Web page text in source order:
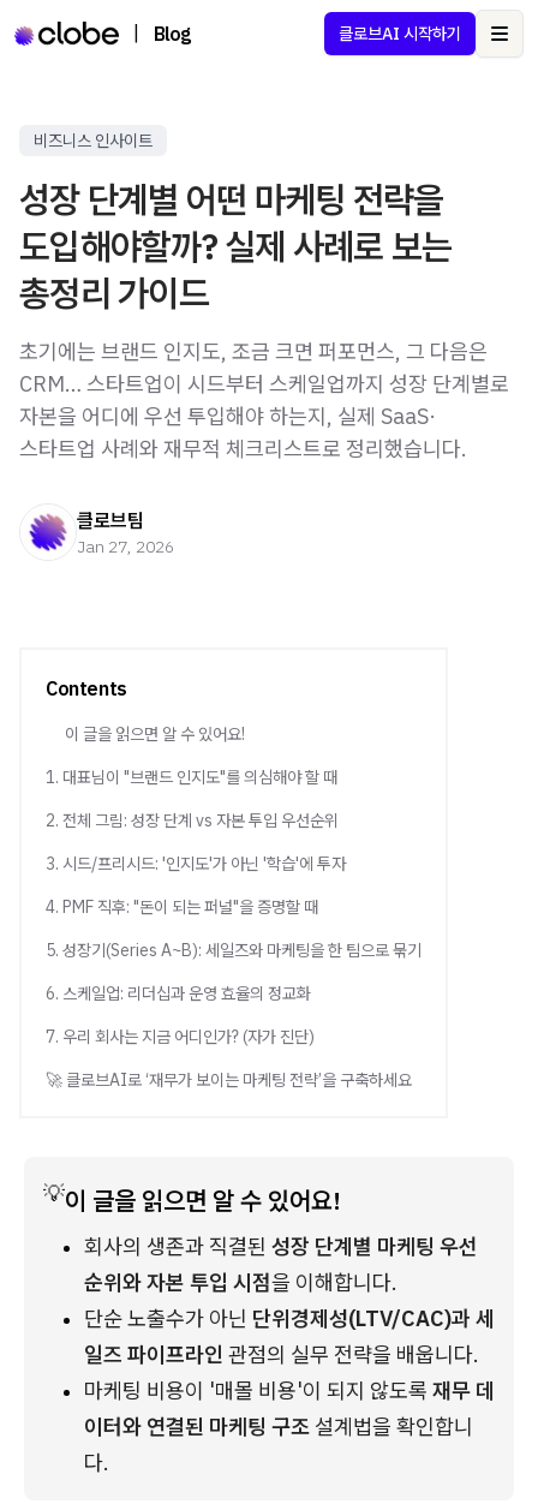
Blog 클로브AI 시작하기
비즈니스 인사이트
성장 단계별 어떤 마케팅 전략을
도입해야할까? 실제 사례로 보는
총정리 가이드
초기에는 브랜드 인지도, 조금 크면 퍼포먼스, 그 다음은
CRM… 스타트업이 시드부터 스케일업까지 성장 단계별로
자본을 어디에 우선 투입해야 하는지, 실제 SaaS·
스타트업 사례와 재무적 체크리스트로 정리했습니다.
클로브팀
Jan 27, 2026
Contents
이 글을 읽으면 알 수 있어요!
1. 대표님이 "브랜드 인지도"를 의심해야 할 때
2. 전체 그림: 성장 단계 vs 자본 투입 우선순위
3. 시드/프리시드: '인지도'가 아닌 '학습'에 투자
4. PMF 직후: "돈이 되는 퍼널"을 증명할 때
5. 성장기(Series A~B): 세일즈와 마케팅을 한 팀으로 묶기
6. 스케일업: 리더십과 운영 효율의 정교화
7. 우리 회사는 지금 어디인가? (자가 진단)
🚀 클로브AI로 ‘재무가 보이는 마케팅 전략’을 구축하세요
💡이 글을 읽으면 알 수 있어요!
회사의 생존과 직결된 성장 단계별 마케팅 우선
순위와 자본 투입 시점을 이해합니다.
단순 노출수가 아닌 단위경제성(LTV/CAC)과 세
일즈 파이프라인 관점의 실무 전략을 배웁니다.
마케팅 비용이 '매몰 비용'이 되지 않도록 재무 데
이터와 연결된 마케팅 구조 설계법을 확인합니
다.